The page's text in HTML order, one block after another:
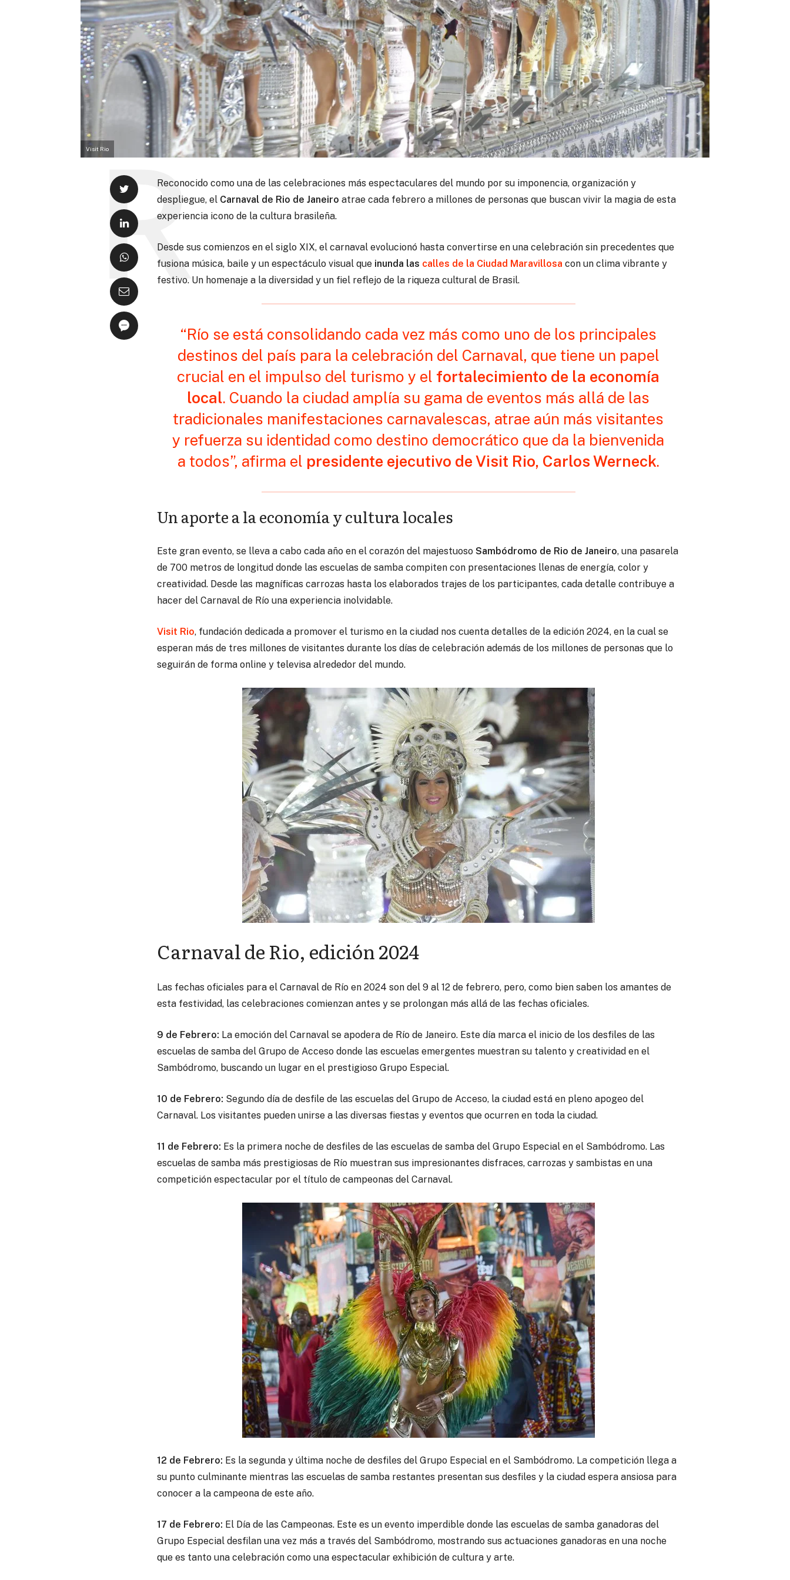
Visit Rio
Reconocido como una de las celebraciones más espectaculares del mundo por su imponencia, organización y
despliegue, el Carnaval de Rio de Janeiro atrae cada febrero a millones de personas que buscan vivir la magia de esta
experiencia icono de la cultura brasileña.
Desde sus comienzos en el siglo XIX, el carnaval evolucionó hasta convertirse en una celebración sin precedentes que
fusiona música, baile y un espectáculo visual que inunda las calles de la Ciudad Maravillosa con un clima vibrante y
festivo. Un homenaje a la diversidad y un fiel reflejo de la riqueza cultural de Brasil.
“Río se está consolidando cada vez más como uno de los principales
destinos del país para la celebración del Carnaval, que tiene un papel
crucial en el impulso del turismo y el fortalecimiento de la economía
local. Cuando la ciudad amplía su gama de eventos más allá de las
tradicionales manifestaciones carnavalescas, atrae aún más visitantes
y refuerza su identidad como destino democrático que da la bienvenida
a todos”, afirma el presidente ejecutivo de Visit Rio, Carlos Werneck.
Un aporte a la economía y cultura locales
Este gran evento, se lleva a cabo cada año en el corazón del majestuoso Sambódromo de Rio de Janeiro, una pasarela
de 700 metros de longitud donde las escuelas de samba compiten con presentaciones llenas de energía, color y
creatividad. Desde las magníficas carrozas hasta los elaborados trajes de los participantes, cada detalle contribuye a
hacer del Carnaval de Río una experiencia inolvidable.
Visit Rio, fundación dedicada a promover el turismo en la ciudad nos cuenta detalles de la edición 2024, en la cual se
esperan más de tres millones de visitantes durante los días de celebración además de los millones de personas que lo
seguirán de forma online y televisa alrededor del mundo.
Carnaval de Rio, edición 2024
Las fechas oficiales para el Carnaval de Río en 2024 son del 9 al 12 de febrero, pero, como bien saben los amantes de
esta festividad, las celebraciones comienzan antes y se prolongan más allá de las fechas oficiales.
9 de Febrero: La emoción del Carnaval se apodera de Río de Janeiro. Este día marca el inicio de los desfiles de las
escuelas de samba del Grupo de Acceso donde las escuelas emergentes muestran su talento y creatividad en el
Sambódromo, buscando un lugar en el prestigioso Grupo Especial.
10 de Febrero: Segundo día de desfile de las escuelas del Grupo de Acceso, la ciudad está en pleno apogeo del
Carnaval. Los visitantes pueden unirse a las diversas fiestas y eventos que ocurren en toda la ciudad.
11 de Febrero: Es la primera noche de desfiles de las escuelas de samba del Grupo Especial en el Sambódromo. Las
escuelas de samba más prestigiosas de Río muestran sus impresionantes disfraces, carrozas y sambistas en una
competición espectacular por el título de campeonas del Carnaval.
12 de Febrero: Es la segunda y última noche de desfiles del Grupo Especial en el Sambódromo. La competición llega a
su punto culminante mientras las escuelas de samba restantes presentan sus desfiles y la ciudad espera ansiosa para
conocer a la campeona de este año.
17 de Febrero: El Día de las Campeonas. Este es un evento imperdible donde las escuelas de samba ganadoras del
Grupo Especial desfilan una vez más a través del Sambódromo, mostrando sus actuaciones ganadoras en una noche
que es tanto una celebración como una espectacular exhibición de cultura y arte.